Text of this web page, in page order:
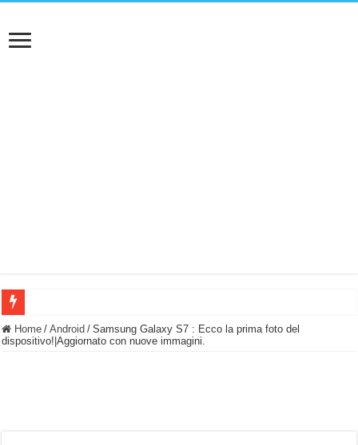
BASTA FATICARE! Questo robot tagliaerba lo appoggi e fa tutto lui! (Senza
Home / Android / Samsung Galaxy S7 : Ecco la prima foto del
dispositivo!|Aggiornato con nuove immagini.